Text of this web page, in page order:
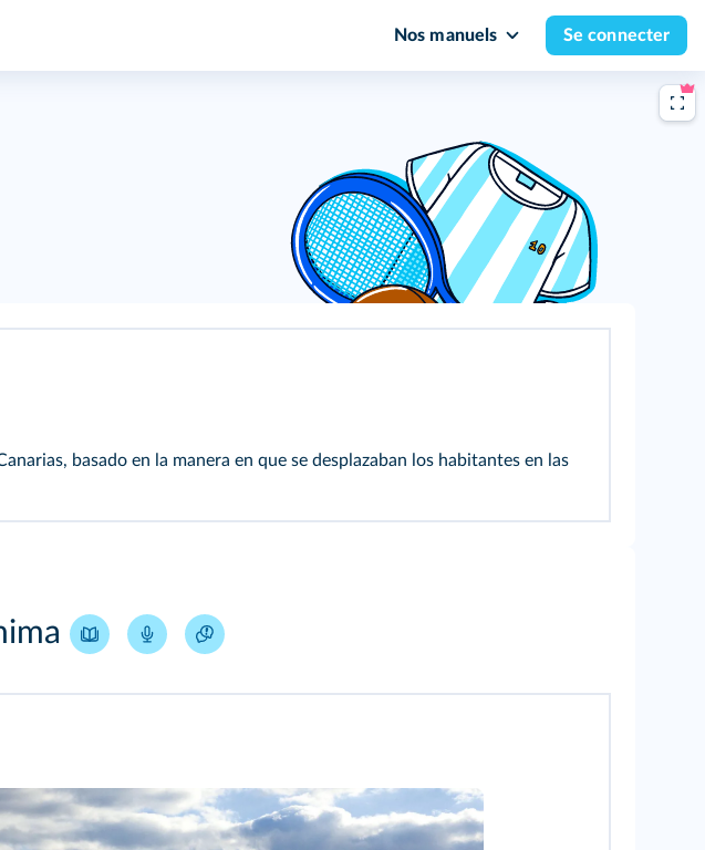
Nos manuels Se connecter
basado en la manera en que se desplazaban los habitantes en las